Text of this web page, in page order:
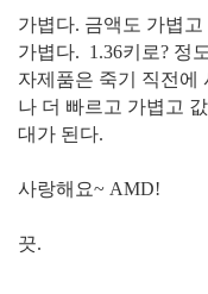
가볍다. 금액도 가볍
가볍다. 1.36키로? 정
자제품은 죽기 직전에
나 더 빠르고 가볍고
대가 된다.
사랑해요~ AMD!
끗.